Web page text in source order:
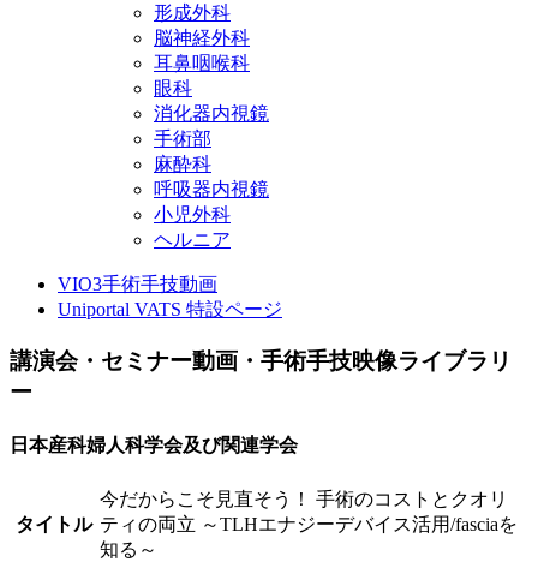
形成外科
脳神経外科
耳鼻咽喉科
眼科
消化器内視鏡
手術部
麻酔科
呼吸器内視鏡
小児外科
ヘルニア
VIO3手術手技動画
Uniportal VATS 特設ページ
講演会・セミナー動画・手術手技映像ライブラリ
ー
日本産科婦人科学会及び関連学会
タイトル
今だからこそ見直そう！ 手術のコストとクオリ
ティの両立 ～TLHエナジーデバイス活用/fasciaを
知る～